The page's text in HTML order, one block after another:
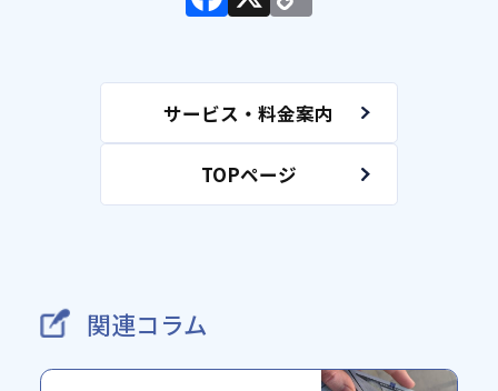
TOPページ
サービス・料金案内
関連コラム